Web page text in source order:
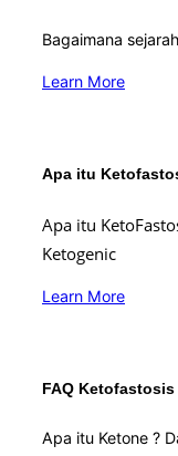
Bagaimana
Learn More
Apa itu
Apa itu
Ketogenic
Learn More
FAQ Ketofastosis
Apa itu Ketone ?